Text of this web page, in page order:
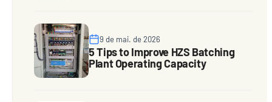
9 de mai. de 2026
5 Tips to Improve HZS Batching
Plant Operating Capacity